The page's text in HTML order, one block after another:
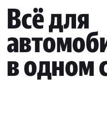
Всё для
в одном